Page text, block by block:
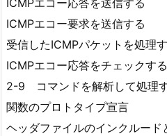
ICMPエコー応答を送信する
ICMPエコー要求を送信する
受信したICMPパケットを処理
ICMPエコー応答をチェックする
2-9 コマンドを解析して処理
関数のプロトタイプ宣言
ヘッダファイルのインクルード